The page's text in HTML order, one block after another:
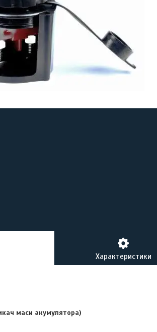
Характеристики
маси акумулятора)